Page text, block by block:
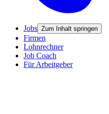
Jobs Zum Inhalt springen
Firmen
Lohnrechner
Job Coach
Für Arbeitgeber